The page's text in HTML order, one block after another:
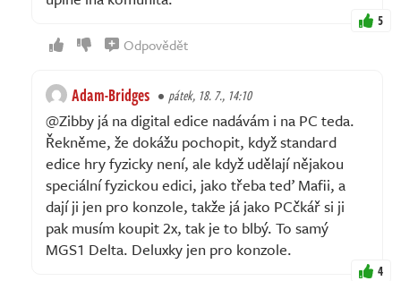
5
Odpovědět
Adam-Bridges pátek, 18. 7., 14:10
@Zibby já na digital edice nadávám i na PC teda.
Řekněme, že dokážu pochopit, když standard
edice hry fyzicky není, ale když udělají nějakou
speciální fyzickou edici, jako třeba teď Mafii, a
dají ji jen pro konzole, takže já jako PCčkář si ji
pak musím koupit 2x, tak je to blbý. To samý
MGS1 Delta. Deluxky jen pro konzole.
4